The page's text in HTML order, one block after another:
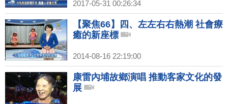
2017-05-31 00:26:34
【聚焦66】四、左左右右熱潮 社會療
癒的新座標
2014-08-16 22:19:00
康雷內埔故鄉演唱 推動客家文化的發
展